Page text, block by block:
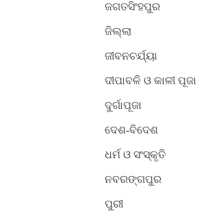
ଜଗତସିଂହପୁର
ଜିଲ୍ଲା
ଜୀବନଚର୍ଯ୍ୟା
ଦୀପାବଳି ଓ କାଳୀ ପୂଜା
ଦୁର୍ଗାପୂଜା
ଦେଶ-ବିଦେଶ
ଧର୍ମ ଓ ସଂସ୍କୃତି
ନବରଙ୍ଗପୁର
ପୁରୀ